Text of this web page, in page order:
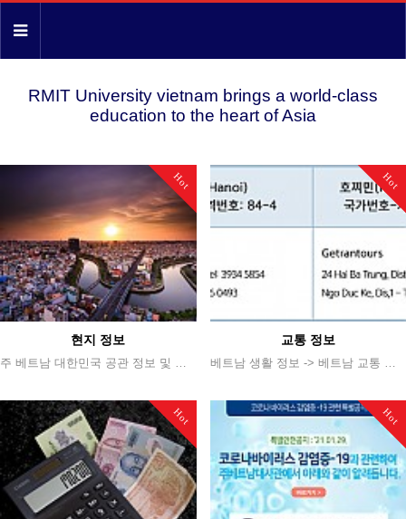
RMIT University vietnam brings a world-class
education to the heart of Asia
Hot
현지 정보
주 베트남 대한민국 공관 정보 및 베트남 생활 꿀팁! {이미지:0} 1) 주 베트남 대한민국 공관 주 베트남 한국 대사관- 4th Fl., Dae Ha Business Center,360 Kim Ma St., Ba Dinh District, Hanoi, Vietnam - 전화 : +84 4 3831 5110-6 - 팩스 : +84 4 3831 5117 - 이메일 : korembviet@mofat.go.kr- 홈페이지 : http://vnm-hanoi.mofat.go.kr- 근무시간 : 월-금 08:30 ~ 17:30 주 베트남 한국 대사관- 4th Fl., Dae Ha Business Center,360 Kim Ma St., Ba Dinh District, Hanoi, Vietnam- 전화 : +84 4 3831 5110-6- 팩스 : +84 4 3831 5117- 이메일 : korembviet@mofat.go.kr- 홈페이지 : http://vnm-hanoi.mofat.go.kr- 근무시간 : 월-금 08:30 ~ 17:302) 언어베트남 언어는 꾸옥응어(Quoc Ngu, 베트남 국어)가 공식 언어이다.대부분의 관광가이드들이 영어, 중국어, 불어, 러시아, 일어등 외국어를 구사하며, 최근에는 한국어 가이드들도 늘고 있는 추세이다.3) 근무시간공공기관들은 1일 8시간(오전8:00 - 오후5:00시, 점심시간 1시간 제외) 근무제를 시행하고 있다. 공식 근무일은 월요일부터 금요일까지이며 토요일과 일요일은 휴무이다. 은행은 오전7:30/8:00-오전11:30사이에 문을 열었다가 오후1:00-4:30사이에 다시 문을 연다. 일부 은행은 토요일 오전 8:00-11:30 사이에 문을 열기도 한다. 일요일은 휴무이다.대부분의 상점들은 오전8시 혹은 8:30시부터 저녁9시나 10시 정도까지 영업을 한다1월 1일새해(휴일:하루) 4월 30일사이공 해방기념일(휴일:하루)5월 1일노동절(휴일:하루)9월 2일베트남사회주의공화국 독립기념일(휴일:하루)베트남의 음력설 텟응웬단(Tet N guyen Dan, 휴일:4일간)보통 양력 1월말이나 2월 중순에 해당된다. 지난해의 음력 마지막 날에 연휴를 시작해서 새해 첫 삼일간 이어진다홍 브엉(Hung Vuong) 제사일 (음역 3월 10일)(예 : 2012년 4월 12일, 2012년 3월 31일, 2013년 4월 19일, 2015년 4월 28일)국가를 위해 목숨을 바친 이들을 가리기 위한 날이다.(휴일:하루)4) 베트남 생활 팁
Hot
교통 정보
베트남 생활 정보 -> 베트남 교통 정보 안내 {이미지:1} 1) 교통체계 베트남의 육상교통 시스템은 광범위하게 뻗어 있다. 고속도로와 국도, 지방도로들이 각 마을과, 도시, 지역들을 서로 연결해주고 있다. 각 주(州)에는 내?외부 지역을 오가는 버스정류장이 있어 승객들이 편리하게 이용할 수 있는 서비스가 마련된다. 주요 도시에서는 택시를 쉽게 이용할 수 있는데, 요금 경쟁으로 인해 택시 요금은 인하되는 추세이다. 하노이(Hanoi)나 호찌민(Ho Chi Minh City) 같은 대도시에서는 매일 일상적으로 이용할 수 있는 버스체계가 마련되어 있고, 이러한 대중교통 외에도, 오토바이나 씨클로(삼륜자전거택시), 자전거 등의 다양한 이동수단도 흔히 볼 수 있다. 2) 교통수단 대여 자전거 하노이(Hanoi) 같은 대도시에서는 자전거나 오토바이, 차량을 대여할 수 있는 곳이 많은데, 이런 상점들은 “자전거 대여(Bicycle for rent)”라는 팻말을 걸어놓고 있다. 베트남 자전거나 중국 자전거의 대여 요금은 하루에 약 10,000 VND 내외이다. 오토바이 오토바이 대여 요금은 오토바이의 상태에 따라 다양한데, 보통 하루에 미화 6 ~ 12불 정도이다. 오토바이를 대여할 때는 대여소에 자신의 여권을 맡겨야 한다. 오토바이는 항상 공공 주차장에 주차해야 하며, 주차장을 떠날 때는 주차표의 번호를 확인해야 한다. 차량대여 단체관광이나 장거리 여행을 하는 경우, 필요에 따라 승용차나 운전수가 딸린 소형버스를 대여할 수 있다. 대부분의 여행사나 호텔들이 관광객들에게 차량 대여 서비스를 제공하고 있으며, 가격은 상황에 따라 조정된다. {이미지:0}
Hot Hot